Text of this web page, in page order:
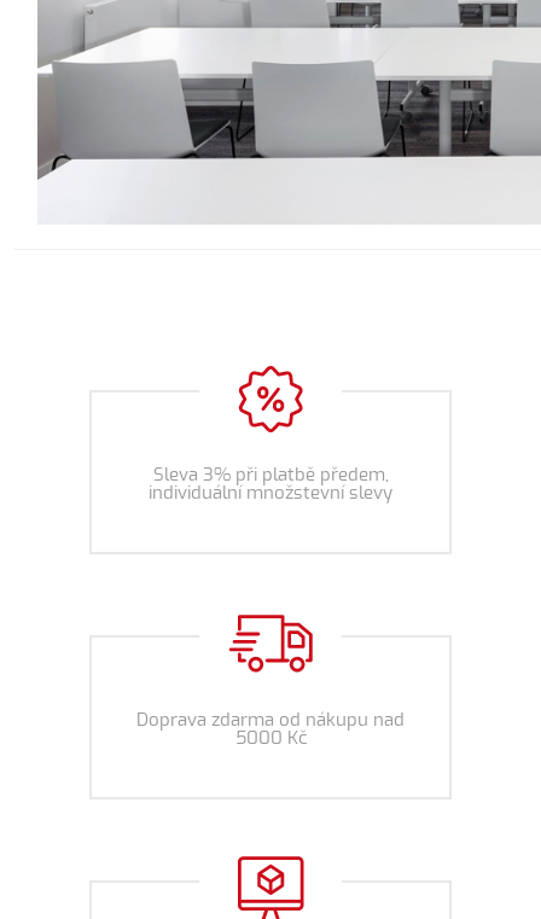
Sleva 3% při platbě předem,
individuální množstevní slevy
Doprava zdarma od nákupu nad
5000 Kč